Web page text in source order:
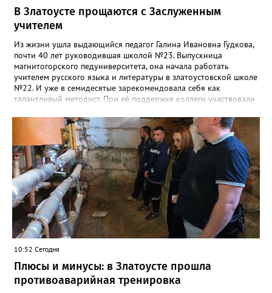
В Златоусте прощаются с Заслуженным
учителем
Из жизни ушла выдающийся педагог Галина Ивановна Гудкова,
почти 40 лет руководившая школой №23. Выпускница
магнитогорского педуниверситета, она начала работать
учителем русского языка и литературы в златоустовской школе
№22. И уже в семидесятые зарекомендовала себя как
талантливый методист. При её поддержке коллеги участвовали
«Благодаря её мудрому руководству в школе сформировался
сильный педагогический коллектив, объединённый общими
ценностями и любовью к своему делу. Для многих Галина
Ивановна навсегда останется не только талантливым
руководителем, но и настоящим Учителем с большой буквы», -
говорится в сообществе школы №23 во ВКонтакте. Свои
соболезнования семье Галины Ивановны выразил глава
Златоуста Олег Решетников. «Её вклад зафиксирован в
важнейших документах школы, но главное - он остался в
людях: в тех учителях, которых она поддержала, в тех
учениках, которых она вдохновила. Заслуженный учитель РФ,
«Отличник народного просвещения», обладатель медали «За
доблестный труд», Галина Ивановна оставила не только
награды и документы, но и работающий, живой механизм
школы, который продолжает жить её принципами», - говорится
в некрологе.
10:52 Сегодня
Плюсы и минусы: в Златоусте прошла
противоаварийная тренировка